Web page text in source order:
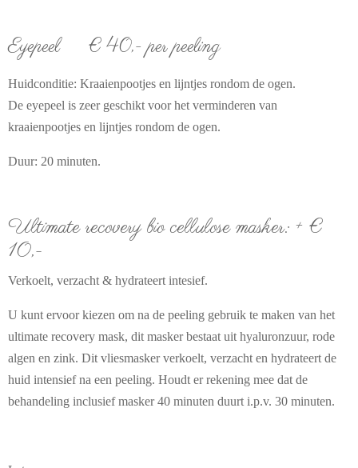
Eyepeel € 40,- per peeling
Huidconditie: Kraaienpootjes en lijntjes rondom de ogen.
De eyepeel is zeer geschikt voor het verminderen van
kraaienpootjes en lijntjes rondom de ogen.
Duur: 20 minuten.
Ultimate recovery bio cellulose masker: + €
10,-
Verkoelt, verzacht & hydrateert intesief.
U kunt ervoor kiezen om na de peeling gebruik te maken van het
ultimate recovery mask, dit masker bestaat uit hyaluronzuur, rode
algen en zink. Dit vliesmasker verkoelt, verzacht en hydrateert de
huid intensief na een peeling. Houdt er rekening mee dat de
behandeling inclusief masker 40 minuten duurt i.p.v. 30 minuten.